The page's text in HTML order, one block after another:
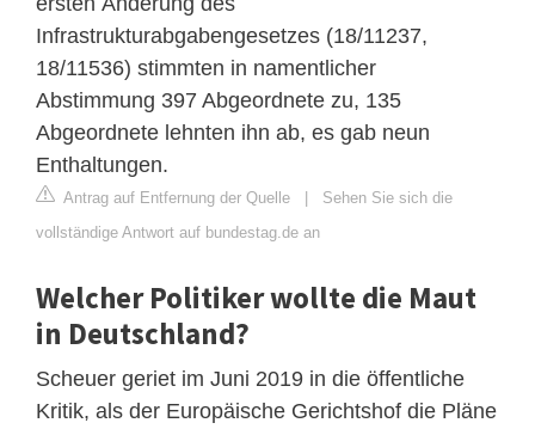
Infrastrukturabgabengesetzes (18/11237,
18/11536) stimmten in namentlicher
Abstimmung 397 Abgeordnete zu, 135
Abgeordnete lehnten ihn ab, es gab neun
Enthaltungen.
Antrag auf Entfernung der Quelle | Sehen Sie sich die
vollständige Antwort auf bundestag.de an
Welcher Politiker wollte die Maut
in Deutschland?
Scheuer geriet im Juni 2019 in die öffentliche
Kritik, als der Europäische Gerichtshof die Pläne